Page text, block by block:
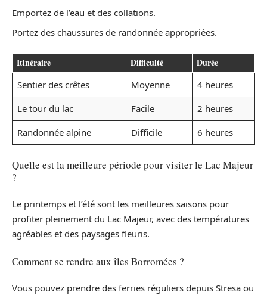
Emportez de l’eau et des collations.
Portez des chaussures de randonnée appropriées.
Itinéraire Difficulté Durée
Sentier des crêtes Moyenne
4 heures
Le tour du lac
Facile
2 heures
Randonnée alpine
Difficile 6 heures
Quelle est la meilleure période pour visiter le Lac Majeur
?
Le printemps et l’été sont les meilleures saisons pour
profiter pleinement du Lac Majeur, avec des températures
agréables et des paysages fleuris.
Comment se rendre aux îles Borromées ?
Vous pouvez prendre des ferries réguliers depuis Stresa ou